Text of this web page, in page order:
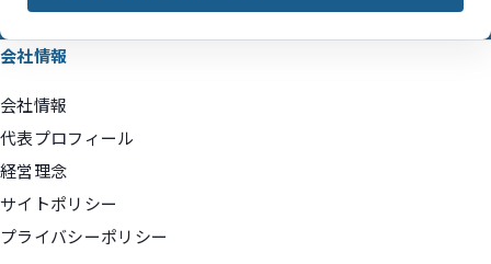
会社情報
会社情報
代表プロフィール
経営理念
サイトポリシー
プライバシーポリシー